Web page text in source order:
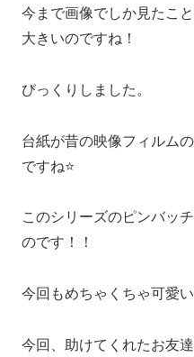
今まで画像でしか見たこ
大きいのですね！
びっくりしました。
台紙が昔の映像フィルム
ですね⭐️
このシリーズのピンバッ
のです！！
今回もめちゃくちゃ可愛い
今回、助けてくれたお友